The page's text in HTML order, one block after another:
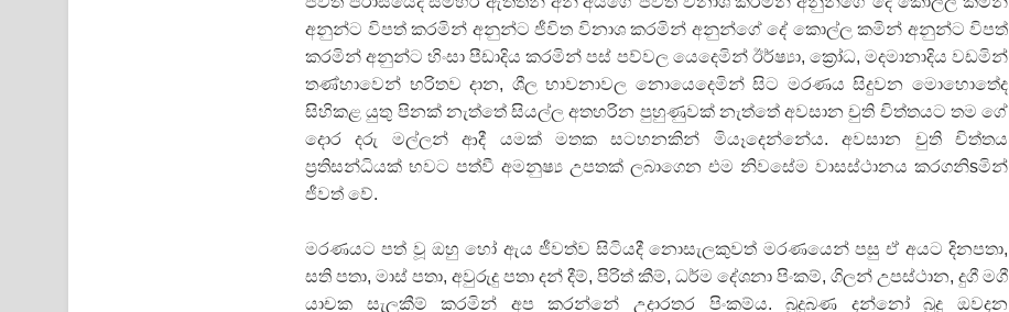
අනුන්ට විපත් කරමින් අනුන්ට ජීවිත විනාශ කරමින් අනුන්ගේ දේ කොල්ල කමින් අනුන්ට විපත්
කරමින් අනුන්ට හිංසා පීඩාදිය කරමින් පස්‌ පව්වල යෙදෙමින් ඊර්ෂ්‍යා, ක්‍රෝධ, මදමානාදිය වඩමින්
තණ්‌හාවෙන් භරිතව දාන, ශීල භාවනාවල නොයෙදෙමින් සිට මරණය සිදුවන මොහොතේද
සිහිකළ යුතු පිනක්‌ නැත්තේ සියල්ල අතහරින පුහුණුවක්‌ නැත්තේ අවසාන චුති චිත්තයට තම ගේ
දොර දරු මල්ලන් ආදී යමක්‌ මතක සටහනකින් මියෑදෙන්නේය. අවසාන චුති චිත්තය
ප්‍රතිසන්ධියක්‌ භවට පත්වී අමනුෂ්‍ය උපතක්‌ ලබාගෙන එම නිවසේම වාසස්‌ථානය කරගනිsමින්
ජීවත් වේ.
මරණයට පත් වූ ඔහු හෝ ඇය ජීවත්ව සිටියදී නොසැලකුවත් මරණයෙන් පසු ඒ අයට දිනපතා,
සති පතා, මාස්‌ පතා, අවුරුදු පතා දන් දීම්, පිරිත් කීම්, ධර්ම දේශනා පිංකම්, ගිලන් උපස්‌ථාන, දුගී මගී
යාචක සැලකීම් කරමින් අප කරන්නේ උදාරතර පිංකම්ය. බුදුබණ දන්නෝ බුදු ඔවදන